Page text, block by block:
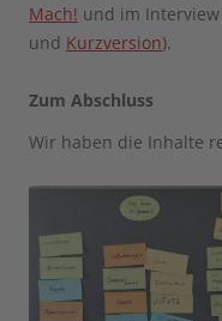
Mach! und im
und Kurzversion).
Zum Abschluss
Wir haben die Inhalte